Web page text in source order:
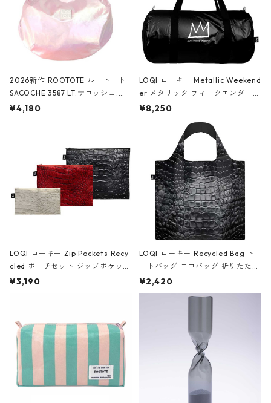
2026新作 ROOTOTE ルートート
SACOCHE 3587 LT.サコッシュ.ル
ミエ-B ショルダーバッグ グロスピ
¥4,180
LOQI ローキー Metallic Weekend
er メタリック ウィークエンダー
ボストンバッグ ショルダーバッグ
Black ジャン=ミッシェル・バスキ
ア/クラウン ブラック
¥8,250
LOQI ローキー Zip Pockets Recy
cled ポーチセット ジップポケット
ファスナーポーチ 撥水加工 トラベ
ーガンディー、オフホワイト
¥3,190
LOQI ローキー Recycled Bag ト
ートバッグ エコバッグ 折りたたみ
大きめ 撥水加工 収納ポーチ CRO
CODILE/Black クロコダイル/ブラ
¥2,420